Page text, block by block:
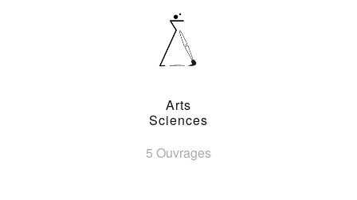
Arts
Sciences
5 Ouvrages